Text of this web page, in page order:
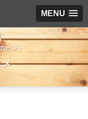
MENU
ヒント
メ